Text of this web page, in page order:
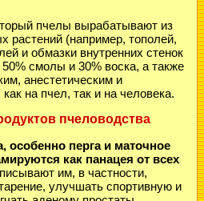
пчелы вырабатывают из
растений (например, тополей,
и обмазки внутренних стенок
смолы и 30% воска, а также
анестетическим и
на пчел, так и на человека.
пчеловодства
, особенно перга и маточное
как панацея от всех
им, в частности,
улучшать спортивную и